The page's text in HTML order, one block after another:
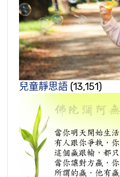
兒童靜思語 (13,151)